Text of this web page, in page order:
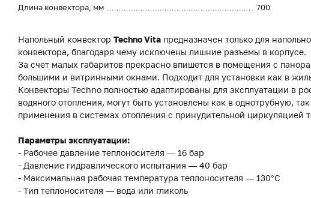
Длина конвектора, мм
700
Напольный конвектор Techno Vita предназначен только для
конвектора, благодаря чему исключены лишние разъемы в корпусе.
За счет малых габаритов прекрасно впишется в помещения с
большими и витринными окнами. Подходит для установки как в
Конвекторы Techno полностью адаптированы для эксплуатации в
водяного отопления, могут быть установлены как в однотрубную,
применения в системах отопления с принудительной циркуляцией
Параметры эксплуатации:
- Рабочее давление теплоносителя — 16 бар
- Давление гидравлического испытания — 40 бар
- Максимальная рабочая температура теплоносителя — 130°С
- Тип теплоносителя — вода или гликоль